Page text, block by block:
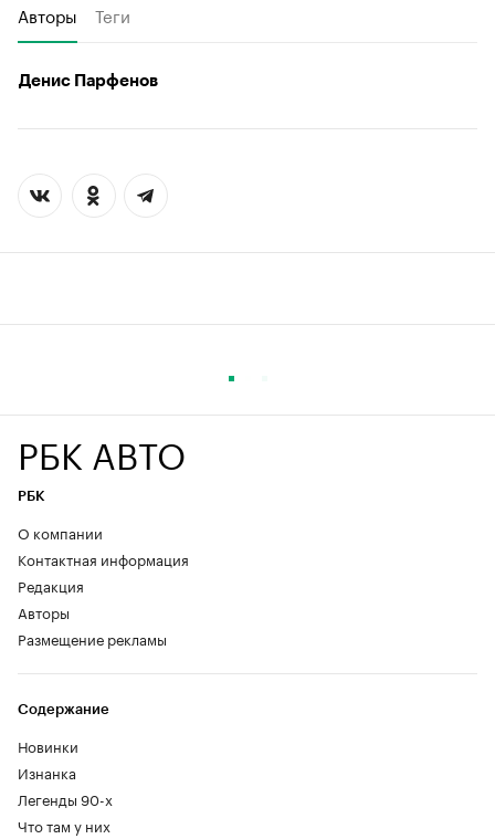
Авторы Теги
Денис Парфенов
РБК АВТО
РБК
О компании
Контактная информация
Редакция
Авторы
Размещение рекламы
Содержание
Новинки
Изнанка
Легенды 90-х
Что там у них